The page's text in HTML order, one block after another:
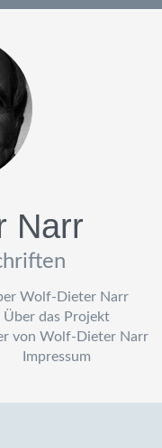
Narr
Wolf-Dieter Narr
Über das Projekt
von Wolf-Dieter Narr
Impressum